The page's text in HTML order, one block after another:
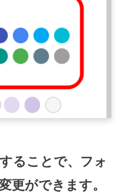
ることで、フォ
更ができます。